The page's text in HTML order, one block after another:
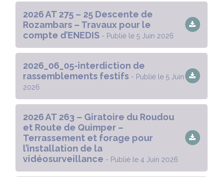
2026 AT 275 – 25 Descente de
Rozambars – Travaux pour le
compte d’ENEDIS - Publié le 5 Juin 2026
2026_06_05-interdiction de
rassemblements festifs - Publié le 5 Juin
2026
2026 AT 263 – Giratoire du Roudou
et Route de Quimper –
Terrassement et forage pour
l’installation de la
vidéosurveillance - Publié le 4 Juin 2026